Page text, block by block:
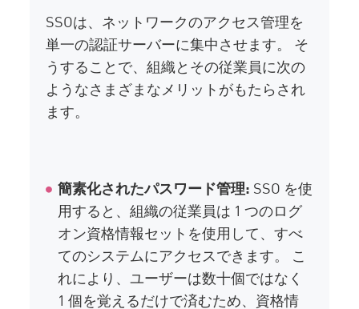
SSOは、ネットワークのアクセス管理を
単一の認証サーバーに集中させます。 そ
うすることで、組織とその従業員に次の
ようなさまざまなメリットがもたらされ
ます。
簡素化されたパスワード管理: SSO を使
用すると、組織の従業員は 1 つのログ
オン資格情報セットを使用して、すべ
てのシステムにアクセスできます。 こ
れにより、ユーザーは数十個ではなく
1 個を覚えるだけで済むため、資格情